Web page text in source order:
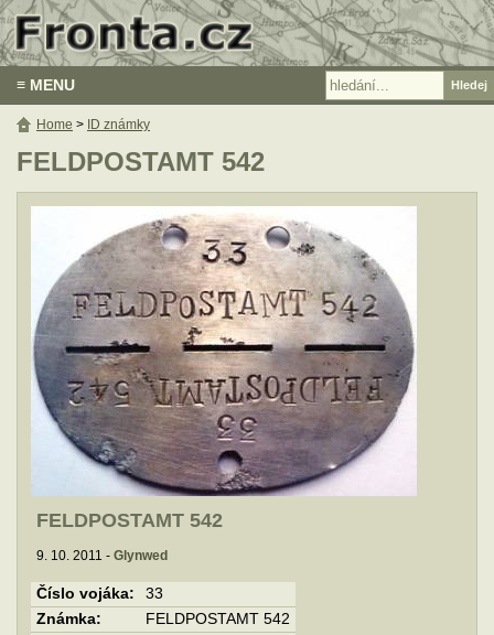
≡ MENU
FELDPOSTAMT 542
FELDPOSTAMT 542
9. 10. 2011 - Glynwed
Číslo vojáka:
33
Známka:
FELDPOSTAMT 542
Home > ID známky